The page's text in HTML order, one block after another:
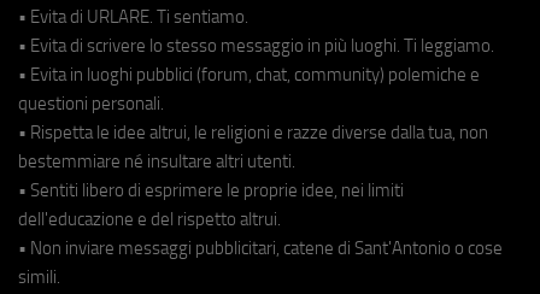
• Evita di URLARE. Ti sentiamo.
• Evita di scrivere lo stesso messaggio in più luoghi. Ti leggiamo.
• Evita in luoghi pubblici (forum, chat, community) polemiche e
questioni personali.
• Rispetta le idee altrui, le religioni e razze diverse dalla tua, non
bestemmiare né insultare altri utenti.
• Sentiti libero di esprimere le proprie idee, nei limiti
dell'educazione e del rispetto altrui.
• Non inviare messaggi pubblicitari, catene di Sant'Antonio o cose
simili.